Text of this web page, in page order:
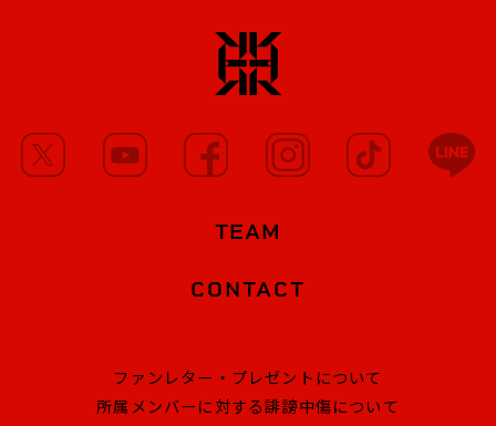
TEAM
CONTACT
ファンレター・プレゼントについて
所属メンバーに対する誹謗中傷について